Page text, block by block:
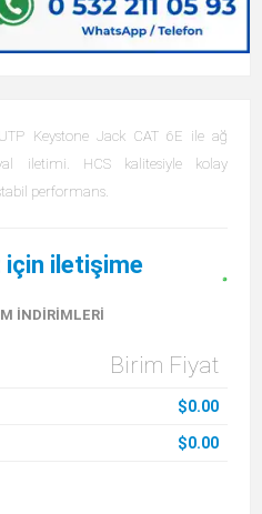
Keystone Jack CAT 6E ile ağ
iletimi. HCS kalitesiyle kolay
performans.
için iletişime
İNDIRIMLERI
Birim Fiyat
$0.00
$0.00